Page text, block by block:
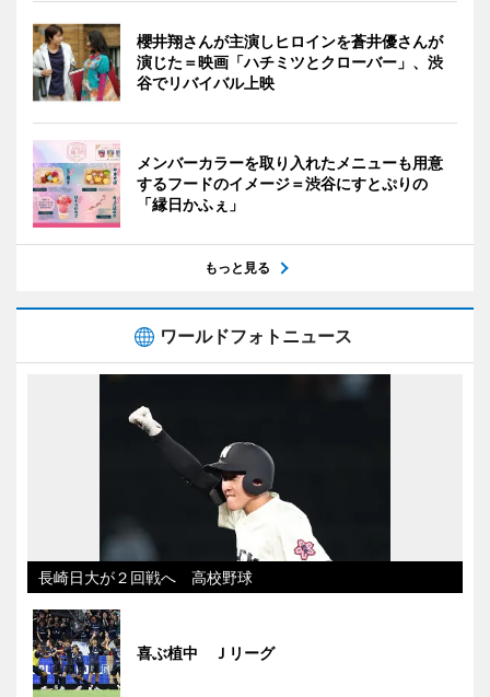
櫻井翔さんが主演しヒロインを蒼井優さんが
演じた＝映画「ハチミツとクローバー」、渋
谷でリバイバル上映
メンバーカラーを取り入れたメニューも用意
するフードのイメージ＝渋谷にすとぷりの
「縁日かふぇ」
もっと見る
ワールドフォトニュース
長崎日大が２回戦へ 高校野球
喜ぶ植中 Ｊリーグ